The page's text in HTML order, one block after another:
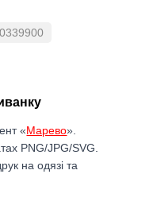
«Марево».
PNG/JPG/SVG.
на одязі та